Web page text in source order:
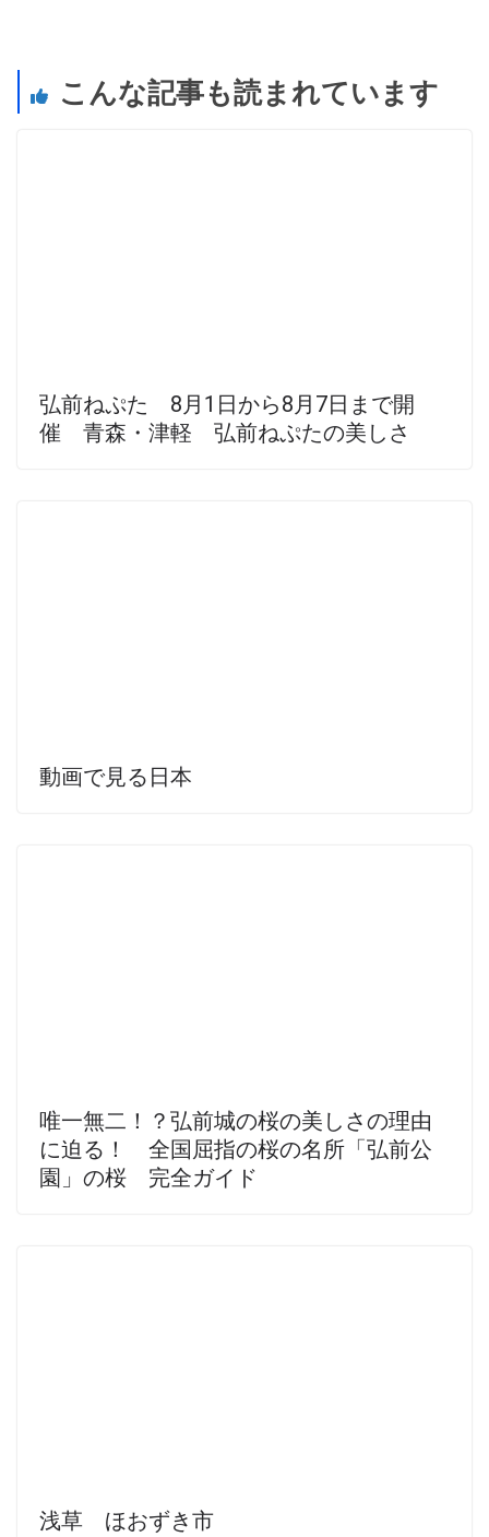
こんな記事も読まれています
弘前ねぷた 8月1日から8月7日まで開
催 青森・津軽 弘前ねぷたの美しさ
動画で見る日本
唯一無二！？弘前城の桜の美しさの理由
に迫る！ 全国屈指の桜の名所「弘前公
園」の桜 完全ガイド
浅草 ほおずき市